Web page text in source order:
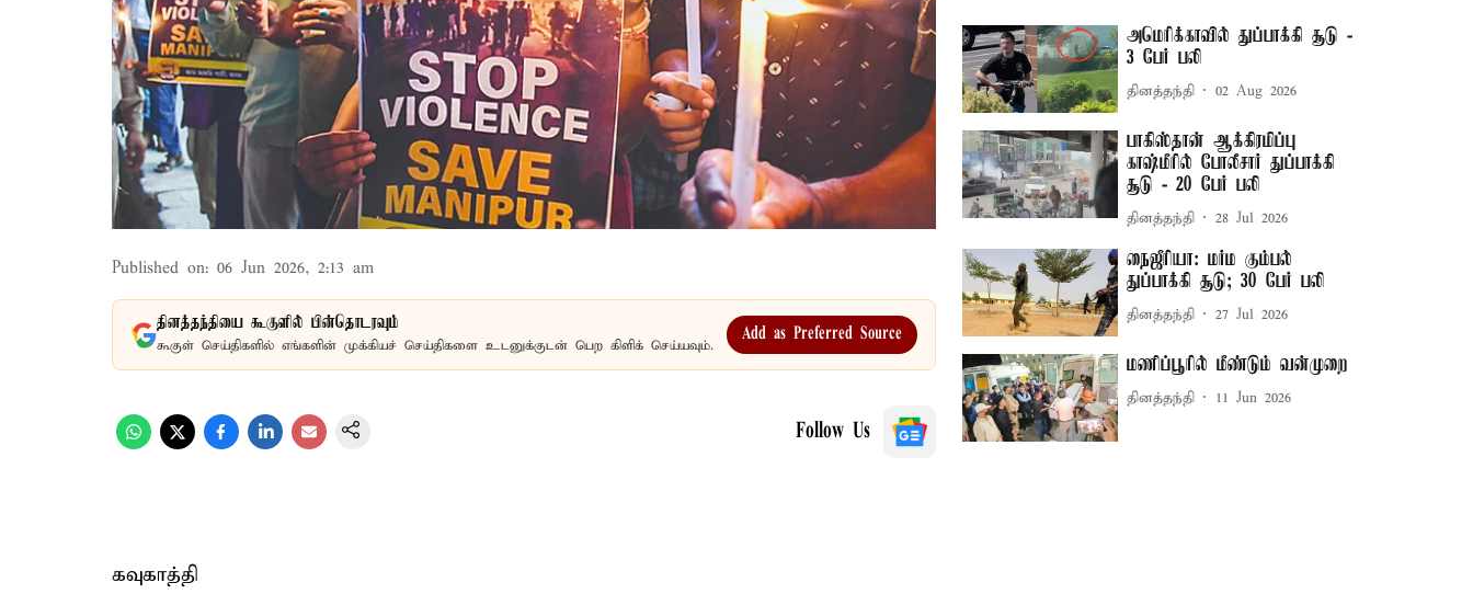
Published on: 06 Jun 2026, 2:13 am
தினத்தந்தியை கூகுளில் பின்தொடரவும்
கூகுள் செய்திகளில் எங்களின் முக்கியச் செய்திகளை உடனுக்குடன் பெற கிளிக் செய்யவும்.
Add as Preferred Source
Follow Us
கவுகாத்தி
அமெரிக்காவில் துப்பாக்கி சூடு -
3 பேர் பலி
தினத்தந்தி 02 Aug 2026
பாகிஸ்தான் ஆக்கிரமிப்பு
காஷ்மீரில் போலீசார் துப்பாக்கி
சூடு - 20 பேர் பலி
தினத்தந்தி 28 Jul 2026
நைஜீரியா: மர்ம கும்பல்
துப்பாக்கி சூடு; 30 பேர் பலி
தினத்தந்தி 27 Jul 2026
மணிப்பூரில் மீண்டும் வன்முறை
தினத்தந்தி 11 Jun 2026